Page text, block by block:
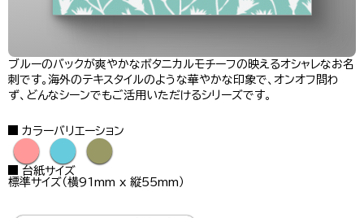
ブルーのバックが爽やかなボタニカルモチーフの映えるオシャレなお名
刺です。海外のテキスタイルのような華やかな印象で、オンオフ問わ
ず、どんなシーンでもご活用いただけるシリーズです。
カラーバリエーション
● ● ●
台紙サイズ
標準サイズ（横91mm x 縦55mm）